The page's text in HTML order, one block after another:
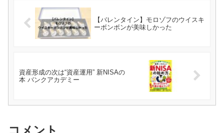
【バレンタイン】モロゾフのウイスキ
ーボンボンが美味しかった
資産形成の次は“資産運用” 新NISAの
本 バンクアカデミー